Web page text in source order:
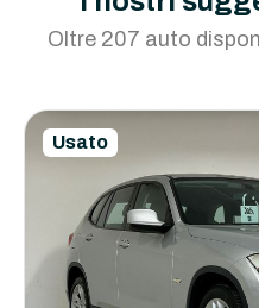
Oltre 207 auto
Usato